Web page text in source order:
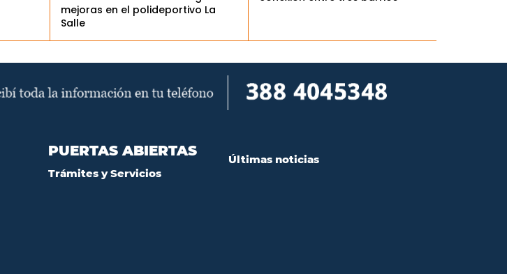
mejoras en el polideportivo La
Salle
PUERTAS ABIERTAS
Trámites y Servicios
Últimas noticias